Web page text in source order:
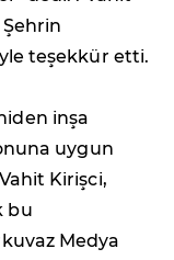
teşekkür etti.
inşa
uygun
Kirişci,
bu
Medya